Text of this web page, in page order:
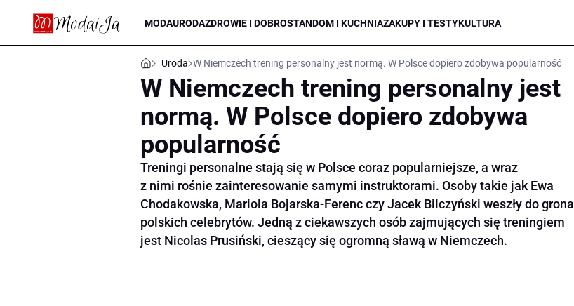
MODAURODAZDROWIE I DOBROSTANDOM I KUCHNIAZAKUPY I TESTYKULTURA
Uroda W Niemczech trening personalny jest normą. W Polsce dopiero zdobywa popularność
W Niemczech trening personalny jest
normą. W Polsce dopiero zdobywa
popularność
Treningi personalne stają się w Polsce coraz popularniejsze, a wraz
z nimi rośnie zainteresowanie samymi instruktorami. Osoby takie jak Ewa
Chodakowska, Mariola Bojarska-Ferenc czy Jacek Bilczyński weszły do grona
polskich celebrytów. Jedną z ciekawszych osób zajmujących się treningiem
jest Nicolas Prusiński, cieszący się ogromną sławą w Niemczech.